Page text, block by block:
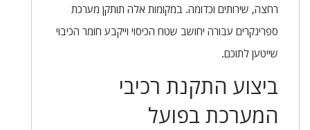
רחצה, שירותים וכדומה. במקומות אלה תותקן מערכת
ספרינקרים עבורה יחושב שטח הכיסוי וייקבע חומר הכיבוי
שייטען לתוכם.
ביצוע התקנת רכיבי
המערכת בפועל